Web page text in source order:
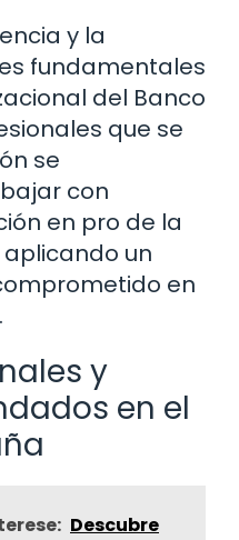
y la
fundamentales
del Banco
que se
se
con
en pro de la
un
en
y
en el
Descubre